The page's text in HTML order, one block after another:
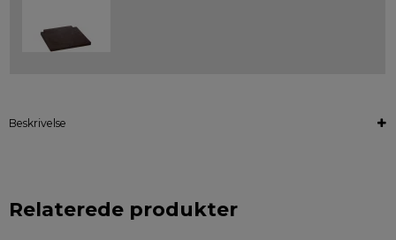
Beskrivelse
Relaterede produkter